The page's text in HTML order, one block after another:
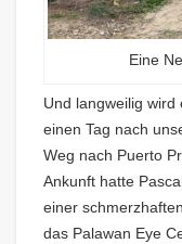
Eine
Und langweilig
einen Tag nach
Weg nach Puerto
Ankunft hatte
einer
das Palawan Eye